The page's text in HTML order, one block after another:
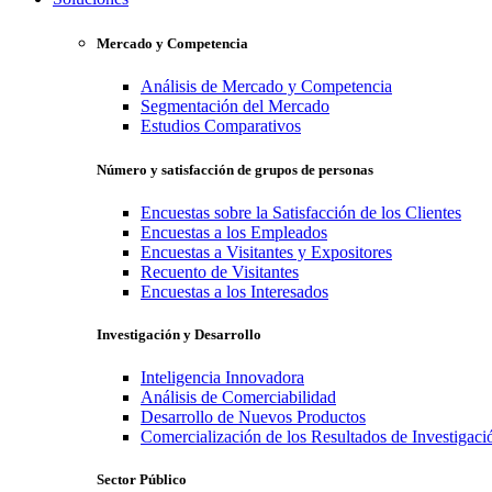
Mercado y Competencia
Análisis de Mercado y Competencia
Segmentación del Mercado
Estudios Comparativos
Número y satisfacción de grupos de personas
Encuestas sobre la Satisfacción de los Clientes
Encuestas a los Empleados
Encuestas a Visitantes y Expositores
Recuento de Visitantes
Encuestas a los Interesados
Investigación y Desarrollo
Inteligencia Innovadora
Análisis de Comerciabilidad
Desarrollo de Nuevos Productos
Comercialización de los Resultados de
Sector Público